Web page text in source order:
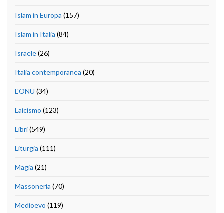
Islam in Europa (157)
Islam in Italia (84)
Israele(26)
Italia contemporanea (20)
L'ONU (34)
Laicismo (123)
Libri(549)
Liturgia (111)
Magia (21)
Massoneria (70)
Medioevo (119)